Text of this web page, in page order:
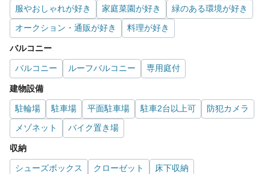
服やおしゃれが好き
家庭菜園が好き
緑のある環境が好き
オークション・通販が好き
料理が好き
バルコニー
バルコニー ルーフバルコニー 専用庭付
建物設備
駐輪場 駐車場 平面駐車場 駐車2台以上可
防犯カメラ
メゾネット
バイク置き場
収納
シューズボックス クローゼット
床下収納